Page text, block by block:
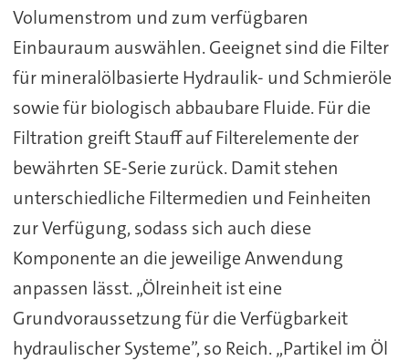
Volumenstrom und zum verfügbaren
Einbauraum auswählen. Geeignet sind die Filter
für mineralölbasierte Hydraulik- und Schmieröle
sowie für biologisch abbaubare Fluide. Für die
Filtration greift Stauff auf Filterelemente der
bewährten SE-Serie zurück. Damit stehen
unterschiedliche Filtermedien und Feinheiten
zur Verfügung, sodass sich auch diese
Komponente an die jeweilige Anwendung
anpassen lässt. „Ölreinheit ist eine
Grundvoraussetzung für die Verfügbarkeit
hydraulischer Systeme”, so Reich. „Partikel im Öl